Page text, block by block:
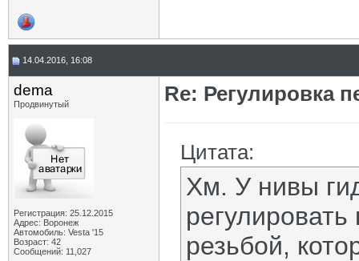
14.04.2016, 16:08
dema
Продвинутый
Регистрация: 25.12.2015
Адрес: Воронеж
Автомобиль: Vesta '15
Возраст: 42
Сообщений: 11,027
Re: Регулировка
Цитата:
Хм. У нивы
резьбой,